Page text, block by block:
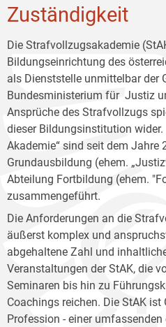
Zuständigkeit
Die Strafvollzugsakademie
Bildungseinrichtung des
als Dienststelle unmittelbar der
Bundesministerium für Justiz
Ansprüche des Strafvollzugs
dieser Bildungsinstitution wider.
Akademie“ sind seit dem Jahre
Grundausbildung (ehem.
Abteilung Fortbildung (ehem.
zusammengeführt.
Die Anforderungen an die
äußerst komplex und
abgehaltene Zahl und
Veranstaltungen der StAK, die
Seminaren bis hin zu
Coachings reichen. Die StAK
Profession - einer